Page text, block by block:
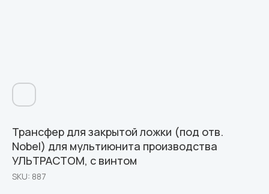
Трансфер для закрытой ложки (под отв.
Nobel) для мультиюнита производства
УЛЬТРАСТОМ, с винтом
SKU: 887